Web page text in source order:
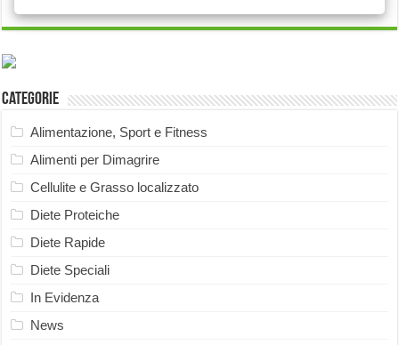
Categorie
Alimentazione, Sport e Fitness
Alimenti per Dimagrire
Cellulite e Grasso localizzato
Diete Proteiche
Diete Rapide
Diete Speciali
In Evidenza
News